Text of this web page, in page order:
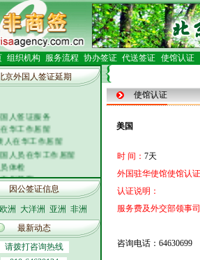
组织机构 服务流程 协办签证 代送签证 使馆认证
京外国人签证延期
人签证服务
华工作居留
人在华工作居留
人员在华工作居留
体检
华开车
函电
企业
区)企业常驻代表机构
民出境证件
因公签证信息
欧洲 大洋洲 亚洲 非洲
最新动态
请拨打咨询热线
使馆认证
美国
时 间： 7天
外国驻华使馆使馆认
认证说明：
服务费及外交部领事
咨询电话：64630699